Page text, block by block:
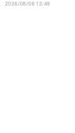
2026/08/06 12:48